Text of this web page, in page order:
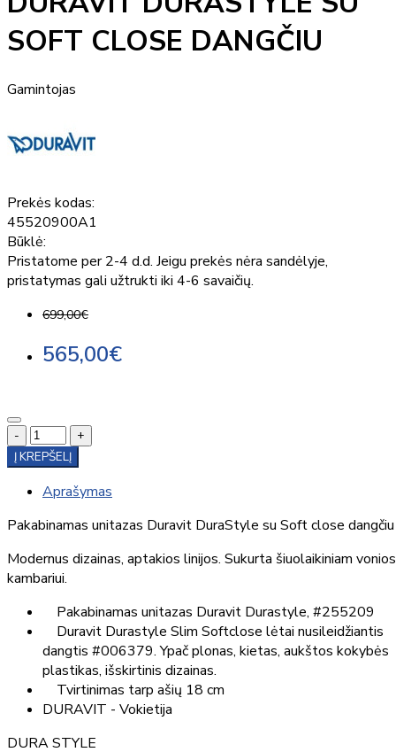
SOFT CLOSE DANGČIU
Gamintojas
Prekės kodas:
45520900A1
Būklė:
Pristatome per 2-4 d.d. Jeigu prekės nėra sandėlyje,
pristatymas gali užtrukti iki 4-6 savaičių.
699,00€
565,00€
-
+
Į KREPŠELĮ
Aprašymas
Pakabinamas unitazas Duravit DuraStyle su Soft close dangčiu
Modernus dizainas, aptakios linijos. Sukurta šiuolaikiniam vonios
kambariui.
Pakabinamas unitazas Duravit Durastyle, #255209
Duravit Durastyle Slim Softclose lėtai nusileidžiantis
dangtis #006379. Ypač plonas, kietas, aukštos kokybės
plastikas, išskirtinis dizainas.
Tvirtinimas tarp ašių 18 cm
DURAVIT - Vokietija
DURA STYLE